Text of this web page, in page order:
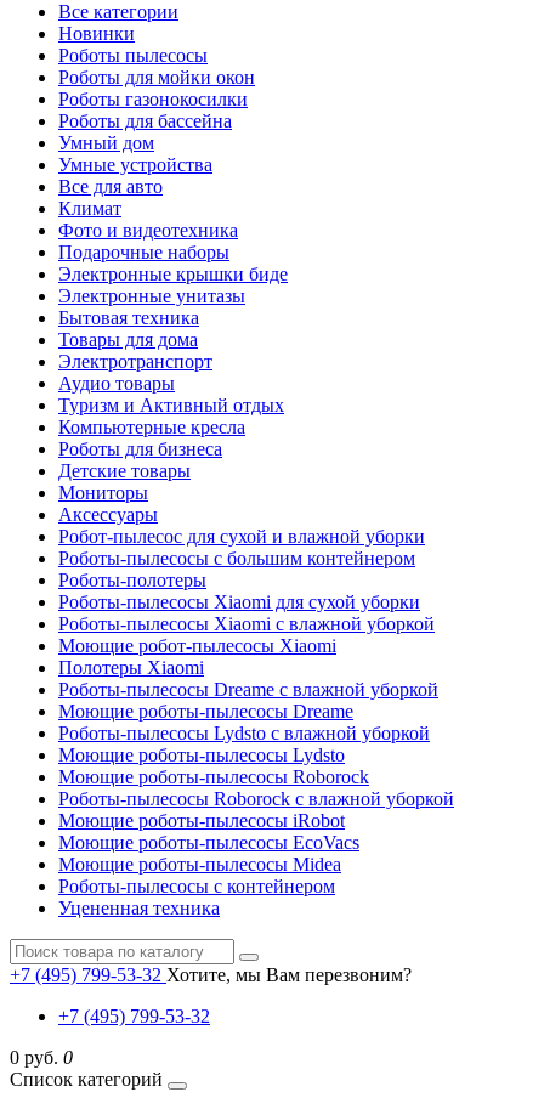
Все категории
Новинки
Роботы пылесосы
Роботы для мойки окон
Роботы газонокосилки
Роботы для бассейна
Умный дом
Умные устройства
Все для авто
Климат
Фото и видеотехника
Подарочные наборы
Электронные крышки биде
Электронные унитазы
Бытовая техника
Товары для дома
Электротранспорт
Аудио товары
Туризм и Активный отдых
Компьютерные кресла
Роботы для бизнеса
Детские товары
Мониторы
Аксессуары
Робот-пылесос для сухой и влажной уборки
Роботы-пылесосы с большим контейнером
Роботы-полотеры
Роботы-пылесосы Xiaomi для сухой уборки
Роботы-пылесосы Xiaomi с влажной уборкой
Моющие робот-пылесосы Xiaomi
Полотеры Xiaomi
Роботы-пылесосы Dreame с влажной уборкой
Моющие роботы-пылесосы Dreame
Роботы-пылесосы Lydsto с влажной уборкой
Моющие роботы-пылесосы Lydsto
Моющие роботы-пылесосы Roborock
Роботы-пылесосы Roborock с влажной уборкой
Моющие роботы-пылесосы iRobot
Моющие роботы-пылесосы EcoVacs
Моющие роботы-пылесосы Midea
Роботы-пылесосы с контейнером
Уцененная техника
+7 (495) 799-53-32 Хотите, мы Вам перезвоним?
+7 (495) 799-53-32
0 руб. 0
Список категорий